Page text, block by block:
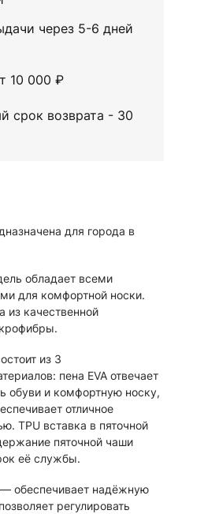
через 5-6 дней
10 000 ₽
срок возврата - 30
для города в
обладает всеми
для комфортной носки.
из качественной
из 3
пена EVA отвечает
обуви и комфортную носку,
отличное
TPU вставка в пяточной
пяточной чаши
её службы.
— обеспечивает надёжную
регулировать